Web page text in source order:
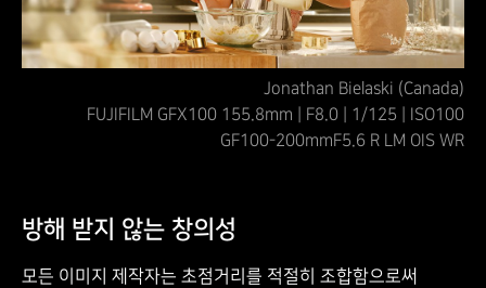
Jonathan Bielaski (Canada)
FUJIFILM GFX100 155.8mm | F8.0 | 1/125 | ISO100
GF100-200mmF5.6 R LM OIS WR
방해 받지 않는 창의성
모든 이미지 제작자는 초점거리를 적절히 조합함으로써